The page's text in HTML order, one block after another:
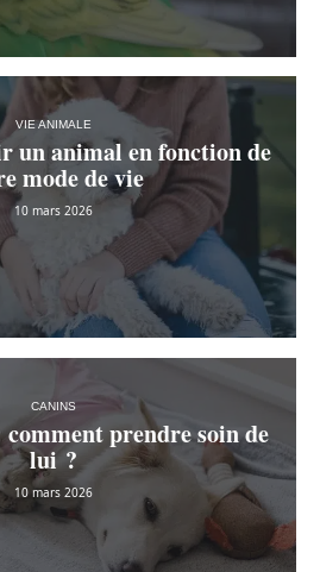
VIE ANIMALE
un animal en fonction de
mode de vie
10 mars 2026
CANINS
prendre soin de
lui ?
10 mars 2026